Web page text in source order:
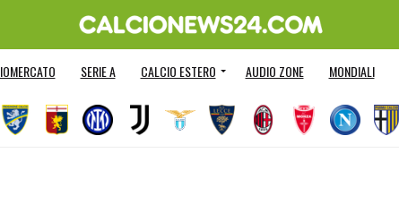
SERIE A CALCIO ESTERO AUDIO ZONE MONDIALI